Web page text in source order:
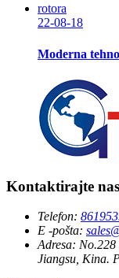
22-08-18
Moderna
Kontaktirajte nas
Telefon:
E -pošta:
Adresa: No.228
Jiangsu, Kina.